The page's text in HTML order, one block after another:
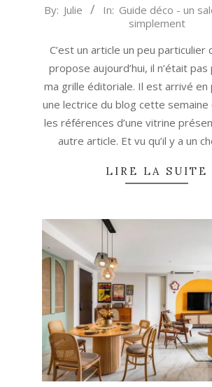
2023-
07
By: Julie In: Guide déco - un
simplement
C’est un article un peu particulier
propose aujourd’hui, il n’était
ma grille éditoriale. Il est arrivé en
une lectrice du blog cette semaine
les références d’une vitrine
autre article. Et vu qu’il y a un
LIRE LA SUITE